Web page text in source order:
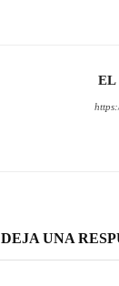
EL
DEJA UNA